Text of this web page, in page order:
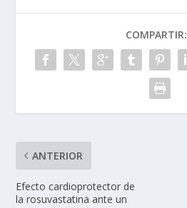
COMPARTIR:
ANTERIOR
Efecto cardioprotector de
la rosuvastatina ante un